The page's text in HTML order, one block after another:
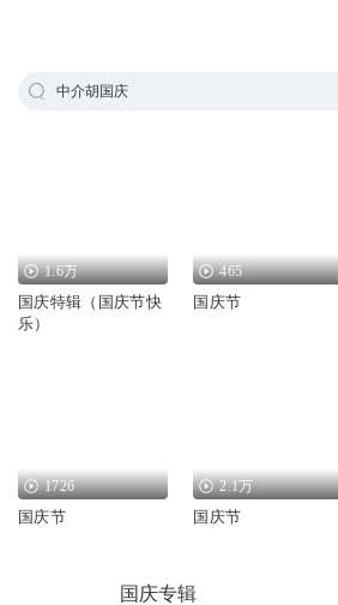
中介胡国庆
1.6万
国庆特辑（国庆节快
乐）
465
国庆节
1726
国庆节
2.1万
国庆节
国庆专辑